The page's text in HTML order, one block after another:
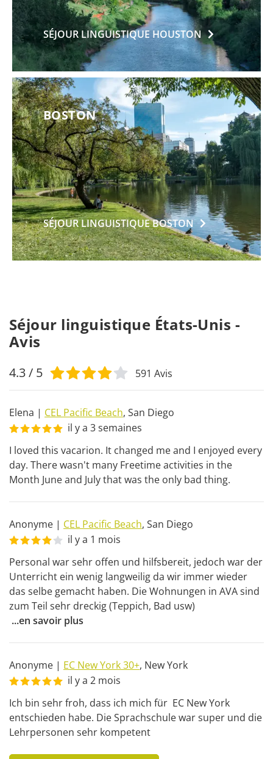
SÉJOUR LINGUISTIQUEHOUSTON
BOSTON
SÉJOUR LINGUISTIQUEBOSTON
Séjour linguistique États-Unis -
Avis
4.3/ 5 591 Avis
Elena | CEL Pacific Beach, San Diego
il y a 3 semaines
I loved this vacarion. It changed me and I enjoyed every
day. There wasn't many Freetime activities in the
Month June and July that was the only bad thing.
Anonyme | CEL Pacific Beach, San Diego
il y a 1 mois
Personal war sehr offen und hilfsbereit, jedoch war der
Unterricht ein wenig langweilig da wir immer wieder
das selbe gemacht haben. Die Wohnungen in AVA sind
zum Teil sehr dreckig (Teppich, Bad usw)
...en savoir plus
Anonyme | EC New York 30+, New York
il y a 2 mois
Ich bin sehr froh, dass ich mich für  EC New York
entschieden habe. Die Sprachschule war super und die
Lehrpersonen sehr kompetent